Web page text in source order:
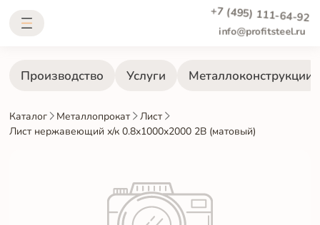
+7 (495) 111-64-92
info@profitsteel.ru
Производство Услуги Металлоконструкции
Каталог Металлопрокат
Лист
Лист нержавеющий х/к 0.8х1000х2000 2B (матовый)